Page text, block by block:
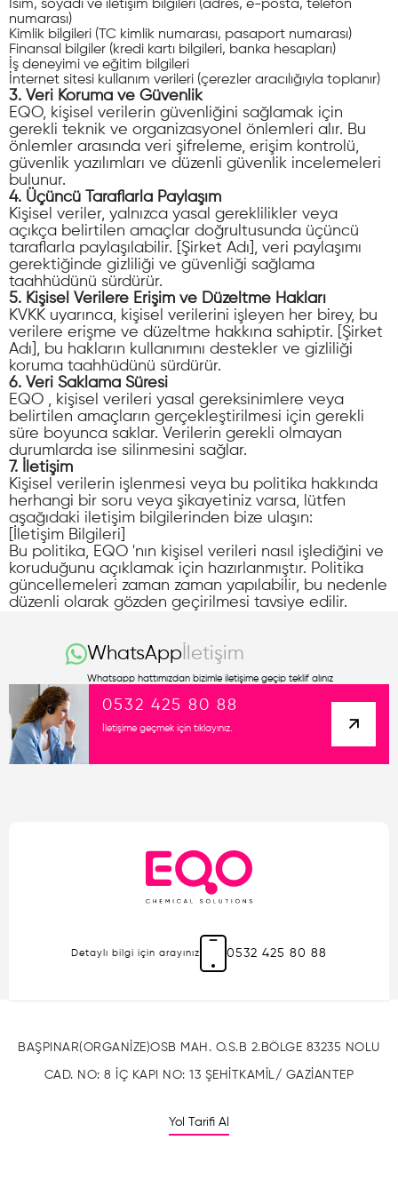
İsim, soyadı ve iletişim bilgileri (adres, e-posta, telefon
numarası)
Kimlik bilgileri (TC kimlik numarası, pasaport numarası)
Finansal bilgiler (kredi kartı bilgileri, banka hesapları)
İş deneyimi ve eğitim bilgileri
İnternet sitesi kullanım verileri (çerezler aracılığıyla toplanır)
3. Veri Koruma ve Güvenlik
EQO, kişisel verilerin güvenliğini sağlamak için
gerekli teknik ve organizasyonel önlemleri alır. Bu
önlemler arasında veri şifreleme, erişim kontrolü,
güvenlik yazılımları ve düzenli güvenlik incelemeleri
bulunur.
4. Üçüncü Taraflarla Paylaşım
Kişisel veriler, yalnızca yasal gereklilikler veya
açıkça belirtilen amaçlar doğrultusunda üçüncü
taraflarla paylaşılabilir. [Şirket Adı], veri paylaşımı
gerektiğinde gizliliği ve güvenliği sağlama
taahhüdünü sürdürür.
5. Kişisel Verilere Erişim ve Düzeltme Hakları
KVKK uyarınca, kişisel verilerini işleyen her birey, bu
verilere erişme ve düzeltme hakkına sahiptir. [Şirket
Adı], bu hakların kullanımını destekler ve gizliliği
koruma taahhüdünü sürdürür.
6. Veri Saklama Süresi
EQO , kişisel verileri yasal gereksinimlere veya
belirtilen amaçların gerçekleştirilmesi için gerekli
süre boyunca saklar. Verilerin gerekli olmayan
durumlarda ise silinmesini sağlar.
7. İletişim
Kişisel verilerin işlenmesi veya bu politika hakkında
herhangi bir soru veya şikayetiniz varsa, lütfen
aşağıdaki iletişim bilgilerinden bize ulaşın:
[İletişim Bilgileri]
Bu politika, EQO 'nın kişisel verileri nasıl işlediğini ve
koruduğunu açıklamak için hazırlanmıştır. Politika
güncellemeleri zaman zaman yapılabilir, bu nedenle
düzenli olarak gözden geçirilmesi tavsiye edilir.
WhatsApp İletişim
Whatsapp hattımızdan bizimle iletişime geçip teklif alınız
0532 425 80 88
İletişime geçmek için tıklayınız.
Detaylı bilgi için arayınız 0532 425 80 88
BAŞPINAR(ORGANİZE)OSB MAH. O.S.B 2.BÖLGE 83235 NOLU
CAD. NO: 8 İÇ KAPI NO: 13 ŞEHİTKAMİL/ GAZİANTEP
Yol Tarifi Al